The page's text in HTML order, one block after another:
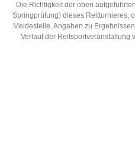
Die Richtigkeit der oben
Springprüfung) dieses Reitturnieres,
Meldestelle. Angaben zu
Verlauf der Reitsportveranstaltung